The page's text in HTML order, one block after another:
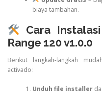
biaya tambahan.
Cara
Range 120 v1.0.0
Berikut langkah-langkah
activado:
Unduh file installer